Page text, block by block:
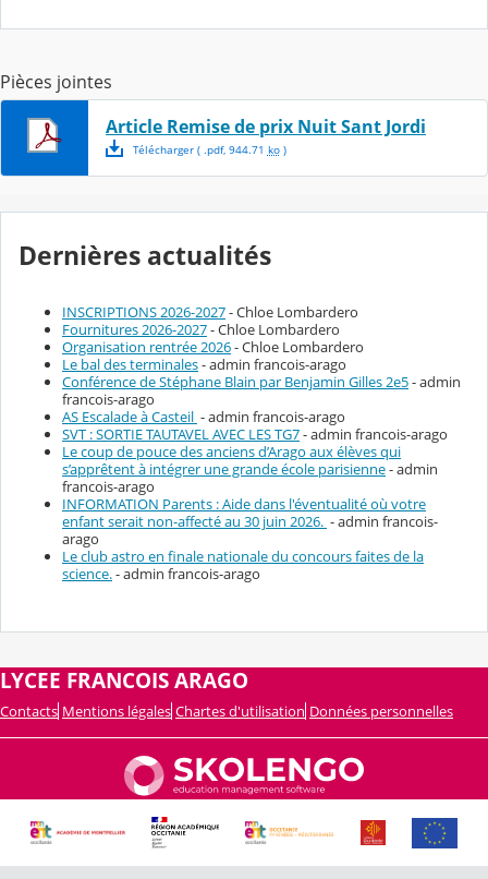
Pièces jointes
Article Remise de prix Nuit Sant Jordi
Télécharger( .pdf, 944.71 ko)
Dernières actualités
INSCRIPTIONS 2026-2027- Chloe Lombardero
Fournitures 2026-2027- Chloe Lombardero
Organisation rentrée 2026- Chloe Lombardero
Le bal des terminales- admin francois-arago
Conférence de Stéphane Blain par Benjamin Gilles 2e5- admin
francois-arago
AS Escalade à Casteil - admin francois-arago
SVT : SORTIE TAUTAVEL AVEC LES TG7- admin francois-arago
Le coup de pouce des anciens d’Arago aux élèves qui
s’apprêtent à intégrer une grande école parisienne- admin
francois-arago
INFORMATION Parents : Aide dans l'éventualité où votre
enfant serait non-affecté au 30 juin 2026. - admin francois-
arago
Le club astro en finale nationale du concours faites de la
science.- admin francois-arago
LYCEE FRANCOIS ARAGO
Contacts Mentions légales Chartes d'utilisation Données personnelles